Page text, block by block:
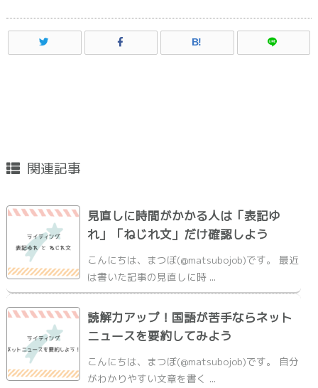
B!
関連記事
見直しに時間がかかる人は「表記ゆ
れ」「ねじれ文」だけ確認しよう
こんにちは、まつぼ(@matsubojob)です。 最近
は書いた記事の見直しに時 ...
読解力アップ！国語が苦手ならネット
ニュースを要約してみよう
こんにちは、まつぼ(@matsubojob)です。 自分
がわかりやすい文章を書く ...